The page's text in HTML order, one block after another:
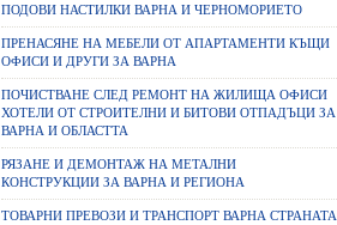
ПОДОВИ НАСТИЛКИ ВАРНА И ЧЕРНОМОРИЕТО
ПРЕНАСЯНЕ НА МЕБЕЛИ ОТ АПАРТАМЕНТИ КЪЩИ
ОФИСИ И ДРУГИ ЗА ВАРНА
ПОЧИСТВАНЕ СЛЕД РЕМОНТ НА ЖИЛИЩА ОФИСИ
ХОТЕЛИ ОТ СТРОИТЕЛНИ И БИТОВИ ОТПАДЪЦИ ЗА
ВАРНА И ОБЛАСТТА
РЯЗАНЕ И ДЕМОНТАЖ НА МЕТАЛНИ
КОНСТРУКЦИИ ЗА ВАРНА И РЕГИОНА
ТОВАРНИ ПРЕВОЗИ И ТРАНСПОРТ ВАРНА СТРАНАТА